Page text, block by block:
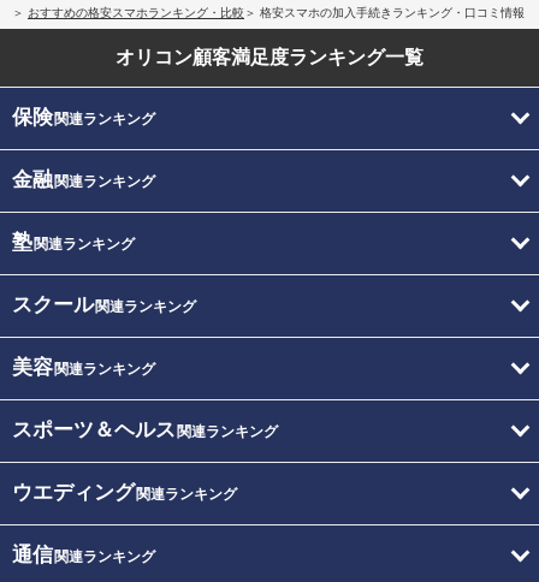
おすすめの格安スマホランキング・比較
格安スマホの加入手続きランキング・口コミ情報
オリコン顧客満足度ランキング一覧
保険関連ランキング
金融関連ランキング
塾関連ランキング
スクール関連ランキング
美容関連ランキング
スポーツ＆ヘルス 関連ランキング
ウエディング関連ランキング
通信関連ランキング